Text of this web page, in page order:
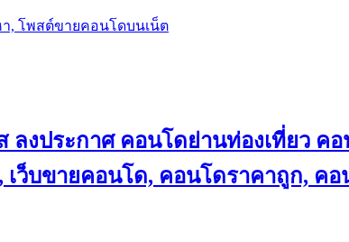
, โพสต์ขายคอนโดบนเน็ต
ลงประกาศ คอนโดย่านท่องเที่ยว
ว็บขายคอนโด, คอนโดราคาถูก, คอ